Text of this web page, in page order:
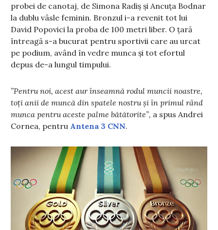
probei de canotaj, de Simona Radiș și Ancuța Bodnar
la dublu vâsle feminin. Bronzul i-a revenit tot lui
David Popovici la proba de 100 metri liber. O țară
întreagă s-a bucurat pentru sportivii care au urcat
pe podium, având în vedre munca și tot efortul
depus de-a lungul timpului.
”Pentru noi, acest aur înseamnă rodul muncii noastre,
toți anii de muncă din spatele nostru și în primul rând
munca pentru aceste palme bătătorite”, a spus Andrei
Cornea, pentru Antena 3 CNN.